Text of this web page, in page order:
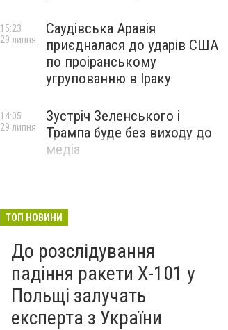
Саудівська Аравія
приєдналася до ударів США
по проіранському
угрупованню в Іраку
15:23
29 липня
Зустріч Зеленського і
Трампа буде без виходу до
медіа
14:05
29 липня
ТОП НОВИНИ
До розслідування
падіння ракети Х-101 у
Польщі залучать
експерта з України